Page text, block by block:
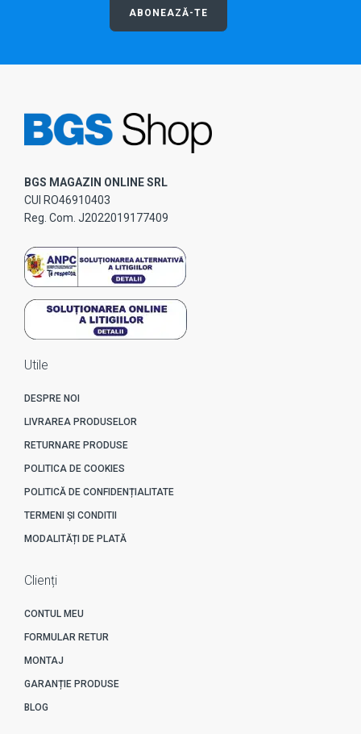
ABONEAZĂ-TE
BGS MAGAZIN ONLINE SRL
CUI RO46910403
Reg. Com. J2022019177409
Utile
DESPRE NOI
LIVRAREA PRODUSELOR
RETURNARE PRODUSE
POLITICA DE COOKIES
POLITICĂ DE CONFIDENȚIALITATE
TERMENI ȘI CONDITII
MODALITĂȚI DE PLATĂ
Clienți
CONTUL MEU
FORMULAR RETUR
MONTAJ
GARANȚIE PRODUSE
BLOG